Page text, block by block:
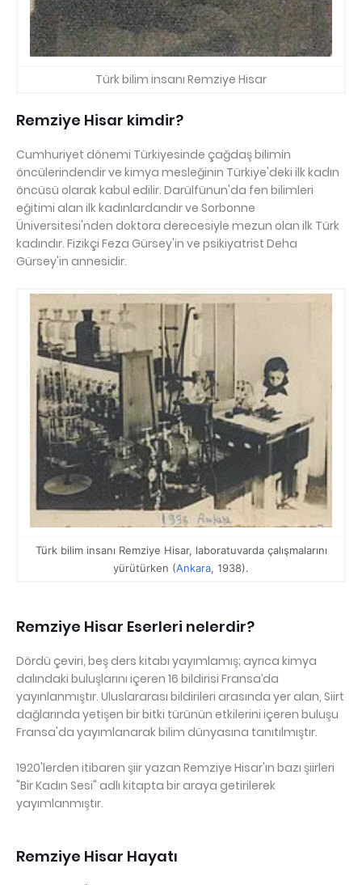
Türk bilim insanı Remziye Hisar
Remziye Hisar kimdir?
Cumhuriyet dönemi Türkiyesinde çağdaş bilimin
öncülerindendir ve kimya mesleğinin Türkiye'deki ilk kadın
öncüsü olarak kabul edilir. Darülfünun'da fen bilimleri
eğitimi alan ilk kadınlardandır ve Sorbonne
Üniversitesi'nden doktora derecesiyle mezun olan ilk Türk
kadındır. Fizikçi Feza Gürsey'in ve psikiyatrist Deha
Gürsey'in annesidir.
Türk bilim insanı Remziye Hisar, laboratuvarda çalışmalarını
yürütürken (Ankara, 1938).
Remziye Hisar Eserleri nelerdir?
Dördü çeviri, beş ders kitabı yayımlamış; ayrıca kimya
dalındaki buluşlarını içeren 16 bildirisi Fransa’da
yayınlanmıştır. Uluslararası bildirileri arasında yer alan, Siirt
dağlarında yetişen bir bitki türünün etkilerini içeren buluşu
Fransa'da yayımlanarak bilim dünyasına tanıtılmıştır.
1920'lerden itibaren şiir yazan Remziye Hisar'ın bazı şiirleri
"Bir Kadın Sesi" adlı kitapta bir araya getirilerek
yayımlanmıştır.
Remziye Hisar Hayatı